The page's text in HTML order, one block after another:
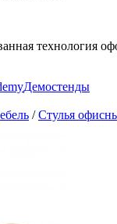
технология
Демостенды
/Стулья